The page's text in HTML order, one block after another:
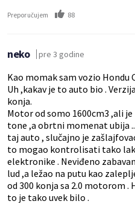
Preporučujem 88
neko pre 3 godine
Kao momak sam vozio Hondu
Uh ,kakav je to auto bio .
konja.
Motor od somo 1600cm3 ,ali
tone ,a obrtni momenat ubija
taj auto , slučajno je
to mogao kontrolisati tako
elektronike . Neviđeno
lud ,a ležao na putu kao
od 300 konja sa 2.0 motorom
to je tako uvek bilo .